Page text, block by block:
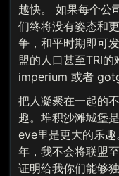
越快。 如果每个公
们终将没有姿态和
争，和平时期即可
盟的人口甚至TRI
imperium 或者
把人凝聚在一起的
趣。堆积沙滩城堡
eve里是更大的乐
年，我不会将联盟
证明给我你们能够